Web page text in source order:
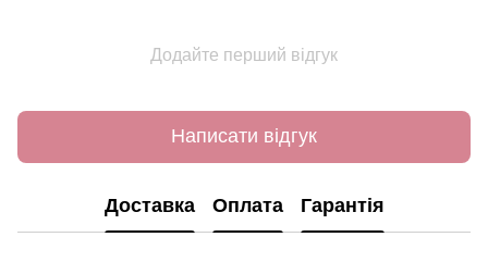
Додайте перший відгук
Написати відгук
Доставка Оплата Гарантія